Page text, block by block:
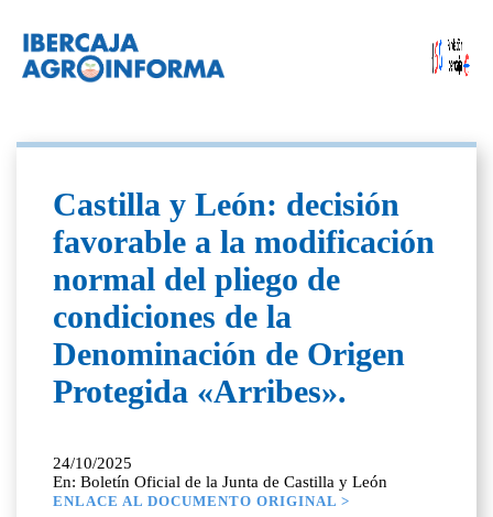
Castilla y León: decisión
favorable a la modificación
normal del pliego de
condiciones de la
Denominación de Origen
Protegida «Arribes».
24/10/2025
En: Boletín Oficial de la Junta de Castilla y León
ENLACE AL DOCUMENTO ORIGINAL >